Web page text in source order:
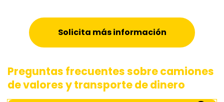
Solicita más información
Preguntas frecuentes sobre camiones
de valores y transporte de dinero